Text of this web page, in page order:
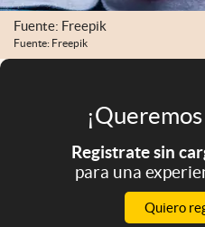
Fuente: Freepik
Fuente: Freepik
Registrate sin
para una
Quiero